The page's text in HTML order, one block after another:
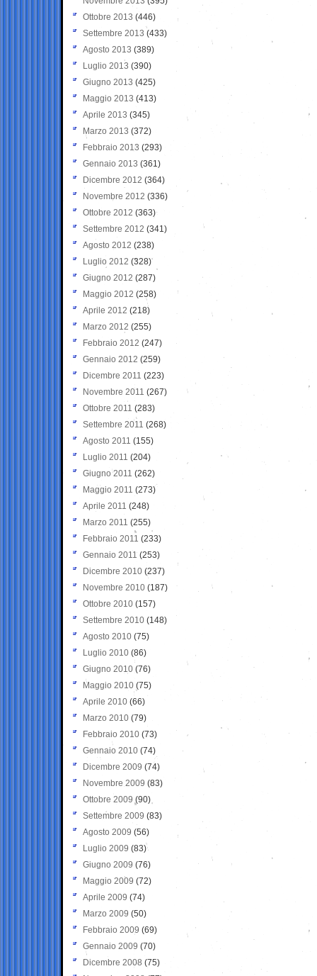
Ottobre 2013 (446)
Settembre 2013 (433)
Agosto 2013 (389)
Luglio 2013 (390)
Giugno 2013 (425)
Maggio 2013 (413)
Aprile 2013 (345)
Marzo 2013 (372)
Febbraio 2013 (293)
Gennaio 2013 (361)
Dicembre 2012 (364)
Novembre 2012 (336)
Ottobre 2012 (363)
Settembre 2012 (341)
Agosto 2012 (238)
Luglio 2012 (328)
Giugno 2012 (287)
Maggio 2012 (258)
Aprile 2012 (218)
Marzo 2012 (255)
Febbraio 2012 (247)
Gennaio 2012 (259)
Dicembre 2011 (223)
Novembre 2011 (267)
Ottobre 2011 (283)
Settembre 2011 (268)
Agosto 2011 (155)
Luglio 2011 (204)
Giugno 2011 (262)
Maggio 2011 (273)
Aprile 2011 (248)
Marzo 2011 (255)
Febbraio 2011 (233)
Gennaio 2011 (253)
Dicembre 2010 (237)
Novembre 2010 (187)
Ottobre 2010 (157)
Settembre 2010 (148)
Agosto 2010 (75)
Luglio 2010 (86)
Giugno 2010 (76)
Maggio 2010 (75)
Aprile 2010 (66)
Marzo 2010 (79)
Febbraio 2010 (73)
Gennaio 2010 (74)
Dicembre 2009 (74)
Novembre 2009 (83)
Ottobre 2009 (90)
Settembre 2009 (83)
Agosto 2009 (56)
Luglio 2009 (83)
Giugno 2009 (76)
Maggio 2009 (72)
Aprile 2009 (74)
Marzo 2009 (50)
Febbraio 2009 (69)
Gennaio 2009 (70)
Dicembre 2008 (75)